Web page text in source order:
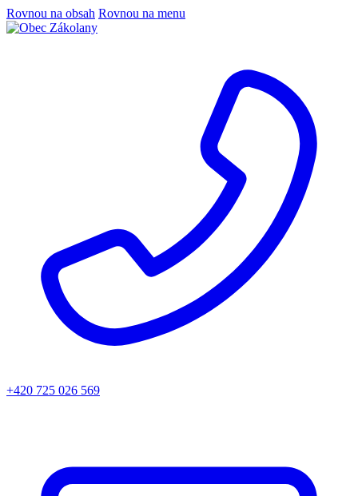
Rovnou na obsah Rovnou na menu
+420 725 026 569